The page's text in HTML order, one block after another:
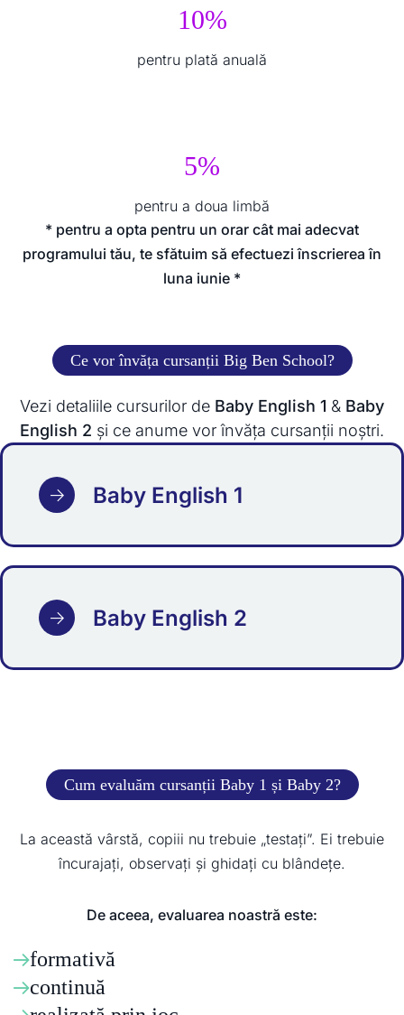
10%
pentru plată anuală
5%
pentru a doua limbă
* pentru a opta pentru un orar cât mai adecvat
programului tău, te sfătuim să efectuezi înscrierea în
luna iunie *
Ce vor învăța cursanții Big Ben School?
Vezi detaliile cursurilor de Baby English 1 & Baby
English 2 și ce anume vor învăța cursanții noștri.
Baby English 1
Baby English 2
Cum evaluăm cursanții Baby 1 și Baby 2?
La această vârstă, copiii nu trebuie „testați”. Ei trebuie
încurajați, observați și ghidați cu blândețe.
De aceea, evaluarea noastră este:
formativă
continuă